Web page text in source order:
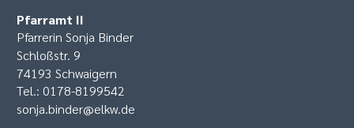
Pfarramt II
Pfarrerin Sonja Binder
Schloßstr. 9
74193 Schwaigern
Tel.: 0178-8199542
sonja.binder@elkw.de